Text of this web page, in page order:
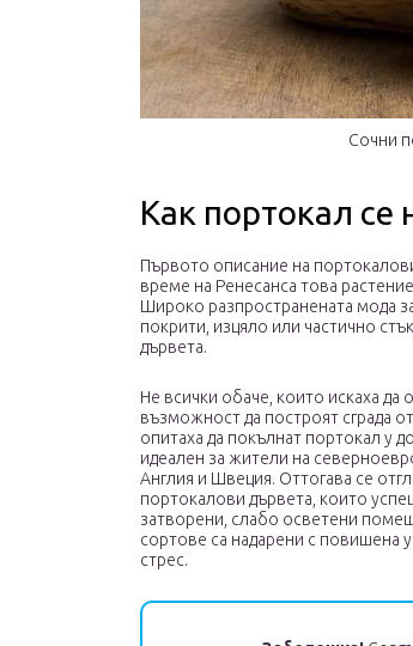
Сочни
Как портокал се
Първото описание на
време на Ренесанса това
Широко разпространената мода
покрити, изцяло или частично
дървета.
Не всички обаче, които искаха да
възможност да построят сграда
опитаха да покълнат портокал у
идеален за жители на
Англия и Швеция. Оттогава се
портокалови дървета, които
затворени, слабо осветени
сортове са надарени с повишена
стрес.